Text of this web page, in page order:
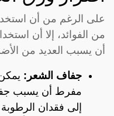
على الرغم من أن
من الفوائد، إلا أن
أن يسبب العديد من
جفاف الشعر:
مفرط أن يسبب
إلى فقدان